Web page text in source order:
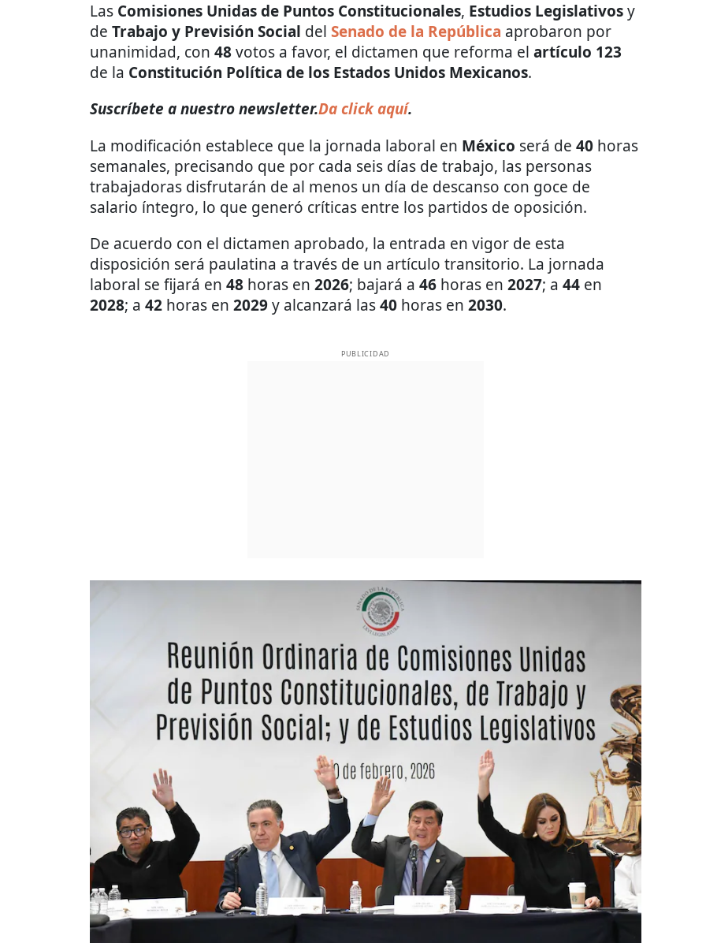
Las Comisiones Unidas de Puntos Constitucionales, Estudios Legislativosy
de Trabajo y Previsión Social del Senado de la República aprobaron por
unanimidad, con 48votos a favor, el dictamen que reforma el artículo 123
de la Constitución Política de los Estados Unidos Mexicanos.
Suscríbete a nuestro newsletter.Da click aquí.
La modificación establece que la jornada laboral en México será de 40 horas
semanales, precisando que por cada seis días de trabajo, las personas
trabajadoras disfrutarán de al menos un día de descanso con goce de
salario íntegro, lo que generó críticas entre los partidos de oposición.
De acuerdo con el dictamen aprobado, la entrada en vigor de esta
disposición será paulatina a través de un artículo transitorio. La jornada
laboral se fijará en 48 horas en 2026; bajará a 46 horas en 2027; a 44 en
2028; a 42 horas en 2029y alcanzará las40 horas en 2030.
PUBLICIDAD